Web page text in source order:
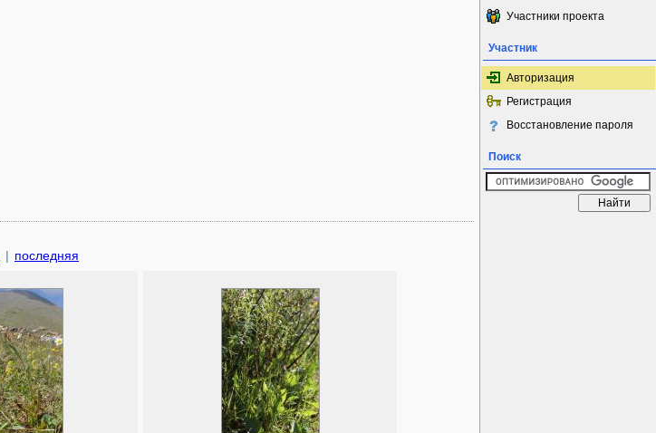
| последняя
Участники проекта
Участник
Авторизация
Регистрация
Восстановление пароля
Поиск